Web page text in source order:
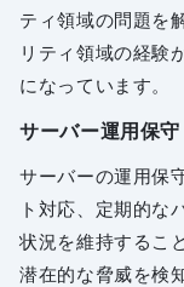
ティ領域の問題を
リティ領域の経験
になっています。
サーバー運用保守
サーバーの運用保
ト対応、定期的な
状況を維持するこ
潜在的な脅威を検